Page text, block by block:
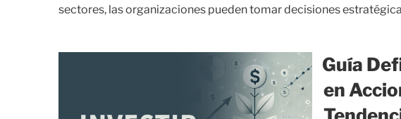
sectores, las organizaciones pueden tomar decisiones
Guía
en